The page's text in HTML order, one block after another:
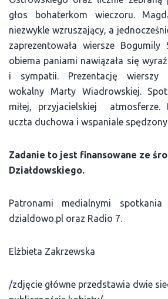
głos bohaterkom wieczoru.
niezwykle wzruszający, a
zaprezentowała wiersze Bogumily
obiema paniami nawiązała się
i sympatii. Prezentację wierszy
wokalny Marty Wiadrowskiej.
miłej, przyjacielskiej atmosferze.
uczta duchowa i wspaniale spędzony
Zadanie to jest finansowane ze
Działdowskiego.
Patronami medialnymi
dzialdowo.pl oraz Radio 7.
Elżbieta Zakrzewska
/zdjęcie główne przedstawia dwie